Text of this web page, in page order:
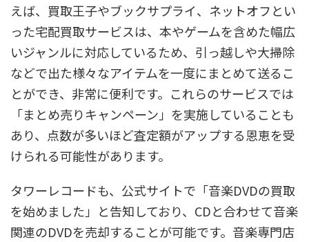
えば、買取王子やブックサプライ、ネットオフとい
った宅配買取サービスは、本やゲームを含めた幅広
いジャンルに対応しているため、引っ越しや大掃除
などで出た様々なアイテムを一度にまとめて送るこ
とができ、非常に便利です。これらのサービスでは
「まとめ売りキャンペーン」を実施していることも
あり、点数が多いほど査定額がアップする恩恵を受
けられる可能性があります。
タワーレコードも、公式サイトで「音楽DVDの買取
を始めました」と告知しており、CDと合わせて音楽
関連のDVDを売却することが可能です。音楽専門店